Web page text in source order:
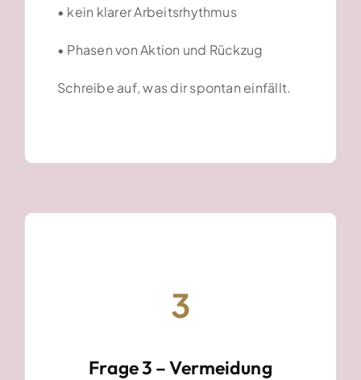
• kein klarer Arbeitsrhythmus
• Phasen von Aktion und Rückzug
Schreibe auf, was dir spontan einfällt.
3
Frage 3 – Vermeidung